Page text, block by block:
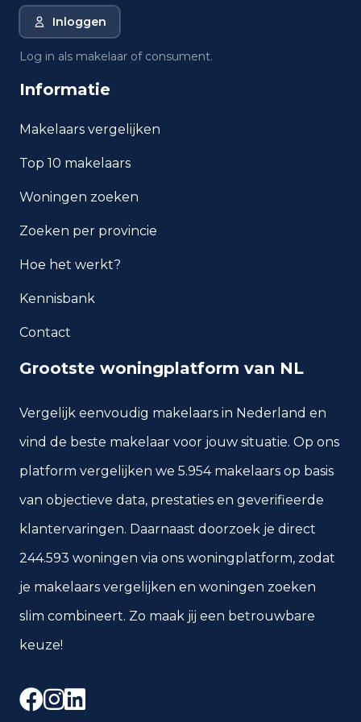
Wat is de gemiddelde WOZ-
Wat is het gemiddelde
Rotterdam?
Hoe veilig is wonen in
Welke woningtypen komen
het meest voor in Rotterdam?
Inloggen
Log in als makelaar of consument.
Informatie
Makelaars vergelijken
Top 10 makelaars
Woningen zoeken
Zoeken per provincie
Hoe het werkt?
Kennisbank
Contact
Grootste woningplatform van NL
Vergelijk eenvoudig makelaars in Nederland en
vind de beste makelaar voor jouw situatie. Op ons
platform vergelijken we 5.954 makelaars op basis
van objectieve data, prestaties en geverifieerde
klantervaringen. Daarnaast doorzoek je direct
244.593 woningen via ons woningplatform, zodat
je makelaars vergelijken en woningen zoeken
slim combineert. Zo maak jij een betrouwbare
keuze!
Facebook
Instagram
LinkedIn